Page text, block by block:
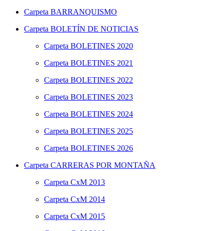
Carpeta BARRANQUISMO
Carpeta BOLETÍN DE NOTICIAS
Carpeta BOLETINES 2020
Carpeta BOLETINES 2021
Carpeta BOLETINES 2022
Carpeta BOLETINES 2023
Carpeta BOLETINES 2024
Carpeta BOLETINES 2025
Carpeta BOLETINES 2026
Carpeta CARRERAS POR MONTAÑA
Carpeta CxM 2013
Carpeta CxM 2014
Carpeta CxM 2015